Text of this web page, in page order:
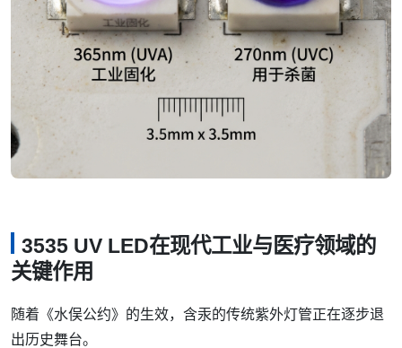
3535 UV LED在现代工业与医疗领域的
关键作用
随着《水俣公约》的生效，含汞的传统紫外灯管正在逐步退
出历史舞台。